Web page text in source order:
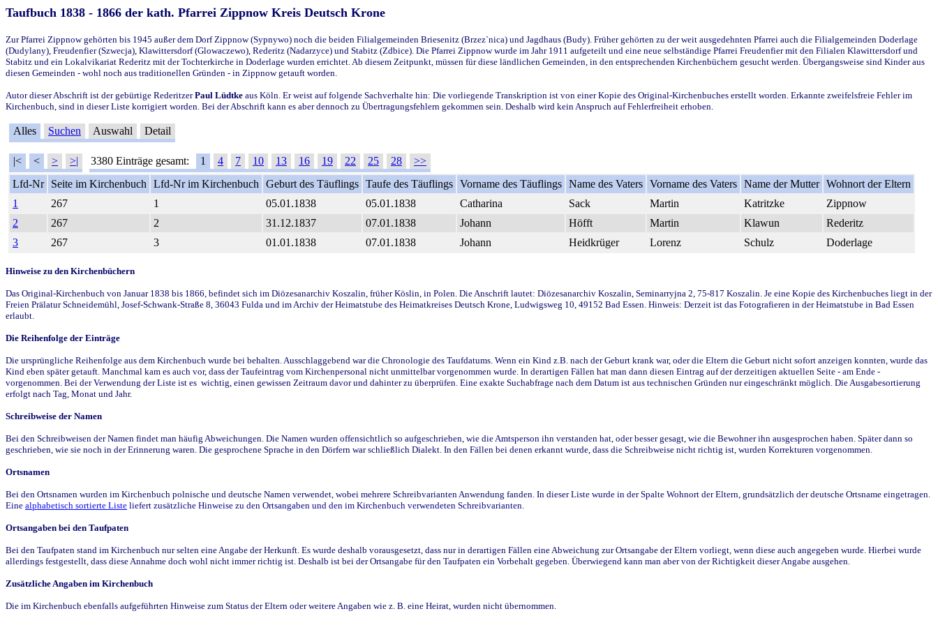
Taufbuch 1838 - 1866 der kath. Pfarrei Zippnow Kreis Deutsch Krone
Zur Pfarrei Zippnow gehörten bis 1945 außer dem Dorf Zippnow (Sypnywo) noch die beiden Filialgemeinden Briesenitz (Brzez`nica) und Jagdhaus (Budy). Früher gehörten zu der weit ausgedehnten Pfarrei auch die Filialgemeinden Doderlage
(Dudylany), Freudenfier (Szwecja), Klawittersdorf (Glowaczewo), Rederitz (Nadarzyce) und Stabitz (Zdbice). Die Pfarrei Zippnow wurde im Jahr 1911 aufgeteilt und eine neue selbständige Pfarrei Freudenfier mit den Filialen Klawittersdorf und
Stabitz und ein Lokalvikariat Rederitz mit der Tochterkirche in Doderlage wurden errichtet. Ab diesem Zeitpunkt, müssen für diese ländlichen Gemeinden, in den entsprechenden Kirchenbüchern gesucht werden. Übergangsweise sind Kinder aus
diesen Gemeinden - wohl noch aus traditionellen Gründen - in Zippnow getauft worden.
Autor dieser Abschrift ist der gebürtige RederitzerPaul Lüdtke aus Köln. Er weist auf folgende Sachverhalte hin: Die vorliegende Transkription ist von einer Kopie des Original-Kirchenbuches erstellt worden. Erkannte zweifelsfreie Fehler im
Kirchenbuch, sind in dieser Liste korrigiert worden. Bei der Abschrift kann es aber dennoch zu Übertragungsfehlern gekommen sein. Deshalb wird kein Anspruch auf Fehlerfreiheit erhoben.
Alles Suchen Auswahl Detail
|< < > >| 3380 Einträge gesamt: 1 4 7 10 13 16 19 22 25 28
>>
Lfd-Nr
Seite im Kirchenbuch Lfd-Nr im Kirchenbuch Geburt des Täuflings Taufe des Täuflings Vorname des Täuflings Name des Vaters Vorname des Vaters Name der Mutter Wohnort der Eltern
1
267 1 05.01.1838 05.01.1838 Catharina Sack Martin Katritzke
Zippnow
2
267 2 31.12.1837 07.01.1838 Johann Höfft Martin Klawun
Rederitz
3
267 3 01.01.1838 07.01.1838 Johann Heidkrüger Lorenz Schulz Doderlage
Hinweise zu den Kirchenbüchern
Das Original-Kirchenbuch von Januar 1838 bis 1866, befindet sich im Diözesanarchiv Koszalin, früher Köslin, in Polen. Die Anschrift lautet: Diözesanarchiv Koszalin, Seminarryjna 2, 75-817 Koszalin. Je eine Kopie des Kirchenbuches liegt in der
Freien Prälatur Schneidemühl, Josef-Schwank-Straße 8, 36043 Fulda und im Archiv der Heimatstube des Heimatkreises Deutsch Krone, Ludwigsweg 10, 49152 Bad Essen. Hinweis: Derzeit ist das Fotografieren in der Heimatstube in Bad Essen
erlaubt.
Die Reihenfolge der Einträge
Die ursprüngliche Reihenfolge aus dem Kirchenbuch wurde bei behalten. Ausschlaggebend war die Chronologie des Taufdatums. Wenn ein Kind z.B. nach der Geburt krank war, oder die Eltern die Geburt nicht sofort anzeigen konnten, wurde das
Kind eben später getauft. Manchmal kam es auch vor, dass der Taufeintrag vom Kirchenpersonal nicht unmittelbar vorgenommen wurde. In derartigen Fällen hat man dann diesen Eintrag auf der derzeitigen aktuellen Seite - am Ende -
vorgenommen. Bei der Verwendung der Liste ist es wichtig, einen gewissen Zeitraum davor und dahinter zu überprüfen. Eine exakte Suchabfrage nach dem Datum ist aus technischen Gründen nur eingeschränkt möglich. Die Ausgabesortierung
erfolgt nach Tag, Monat und Jahr.
Schreibweise der Namen
Bei den Schreibweisen der Namen findet man häufig Abweichungen. Die Namen wurden offensichtlich so aufgeschrieben, wie die Amtsperson ihn verstanden hat, oder besser gesagt, wie die Bewohner ihn ausgesprochen haben. Später dann so
geschrieben, wie sie noch in der Erinnerung waren. Die gesprochene Sprache in den Dörfern war schließlich Dialekt. In den Fällen bei denen erkannt wurde, dass die Schreibweise nicht richtig ist, wurden Korrekturen vorgenommen.
Ortsnamen
Bei den Ortsnamen wurden im Kirchenbuch polnische und deutsche Namen verwendet, wobei mehrere Schreibvarianten Anwendung fanden. In dieser Liste wurde in der Spalte Wohnort der Eltern, grundsätzlich der deutsche Ortsname eingetragen.
Eine alphabetisch sortierte Liste liefert zusätzliche Hinweise zu den Ortsangaben und den im Kirchenbuch verwendeten Schreibvarianten.
Ortsangaben bei den Taufpaten
Bei den Taufpaten stand im Kirchenbuch nur selten eine Angabe der Herkunft. Es wurde deshalb vorausgesetzt, dass nur in derartigen Fällen eine Abweichung zur Ortsangabe der Eltern vorliegt, wenn diese auch angegeben wurde. Hierbei wurde
allerdings festgestellt, dass diese Annahme doch wohl nicht immer richtig ist. Deshalb ist bei der Ortsangabe für den Taufpaten ein Vorbehalt gegeben. Überwiegend kann man aber von der Richtigkeit dieser Angabe ausgehen.
Zusätzliche Angaben im Kirchenbuch
Die im Kirchenbuch ebenfalls aufgeführten Hinweise zum Status der Eltern oder weitere Angaben wie z. B. eine Heirat, wurden nicht übernommen.